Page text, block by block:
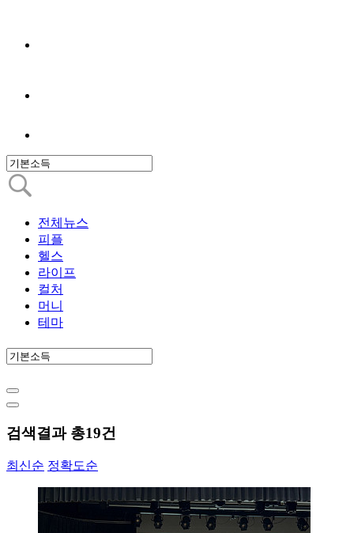
전체뉴스
피플
헬스
라이프
컬처
머니
테마
검색결과 총19건
최신순 정확도순